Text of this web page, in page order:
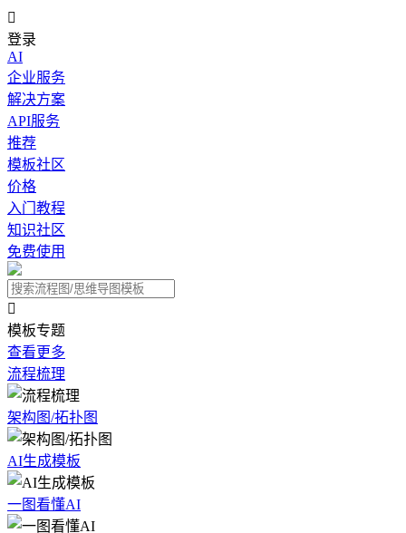

登录
AI
企业服务
解决方案
API服务
推荐
模板社区
价格
入门教程
知识社区
免费使用

模板专题
查看更多
流程梳理
架构图/拓扑图
AI生成模板
一图看懂AI